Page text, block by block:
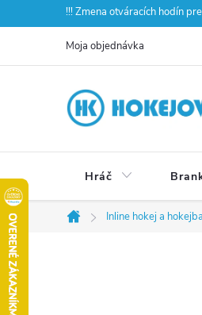
na
!!! Zmena otváracích hodín
Moja objednávka
Hráč
Domov
Inline hokej a